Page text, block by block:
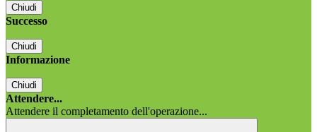
Chiudi
Successo
Chiudi
Informazione
Chiudi
Attendere...
Attendere il completamento dell'operazione...